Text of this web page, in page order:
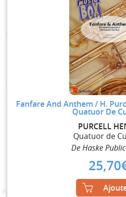
Fanfare And Anthem / H.
Quatuor De
PURCELL
Quatuor de
De Haske
25,70